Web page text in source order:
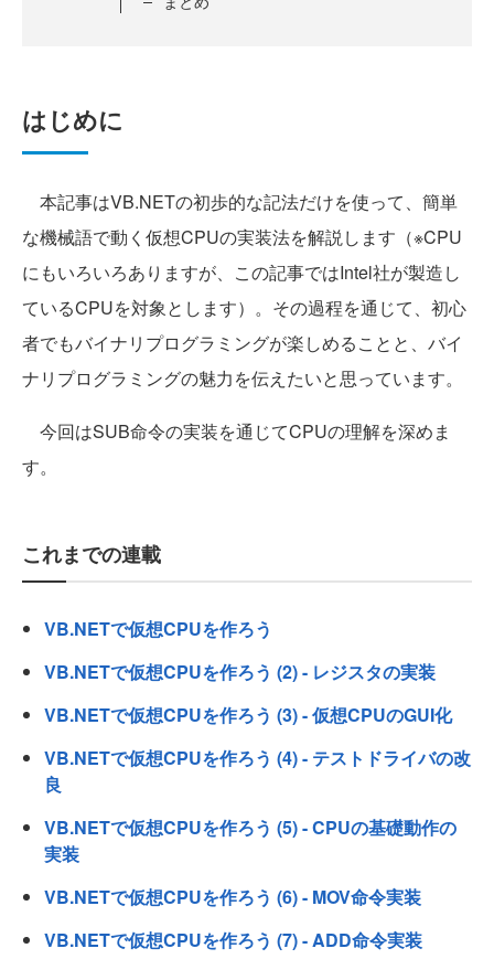
はじめに
本記事はVB.NETの初歩的な記法だけを使って、簡単
な機械語で動く仮想CPUの実装法を解説します（※CPU
にもいろいろありますが、この記事ではIntel社が製造し
ているCPUを対象とします）。その過程を通じて、初心
者でもバイナリプログラミングが楽しめることと、バイ
ナリプログラミングの魅力を伝えたいと思っています。
今回はSUB命令の実装を通じてCPUの理解を深めま
す。
これまでの連載
VB.NETで仮想CPUを作ろう
VB.NETで仮想CPUを作ろう (2) - レジスタの実装
VB.NETで仮想CPUを作ろう (3) - 仮想CPUのGUI化
VB.NETで仮想CPUを作ろう (4) - テストドライバの改
良
VB.NETで仮想CPUを作ろう (5) - CPUの基礎動作の
実装
VB.NETで仮想CPUを作ろう (6) - MOV命令実装
VB.NETで仮想CPUを作ろう (7) - ADD命令実装